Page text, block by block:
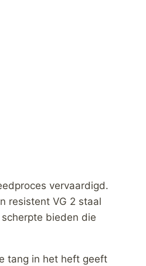
vervaardigd.
resistent VG 2 staal
bieden die
tang in het heft geeft